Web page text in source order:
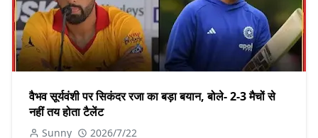
वैभव सूर्यवंशी पर सिकंदर रजा का बड़ा बयान, बोले- 2-3 मैचों से
नहीं तय होता टैलेंट
Sunny 2026/7/22